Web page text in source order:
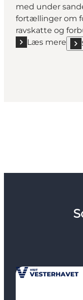
med under
fortællinger om
ravskatte og
Læs mere
Læs mere